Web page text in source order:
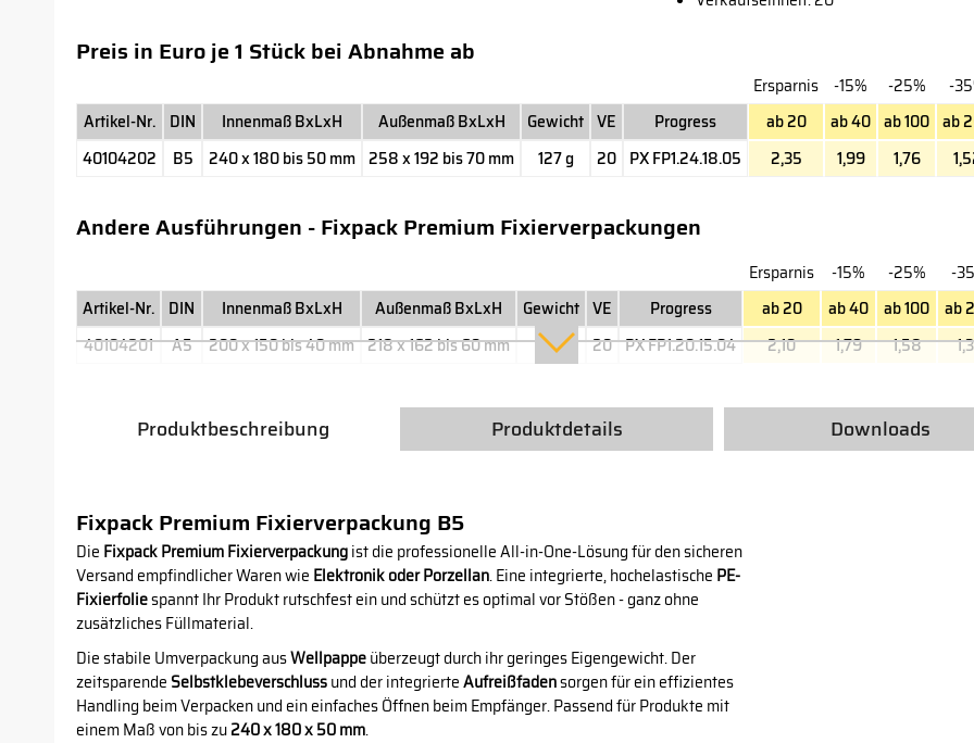
Preis in Euro je 1 Stück bei Abnahme ab
Ersparnis -15% -25%
-
Artikel-Nr.
DIN Innenmaß BxLxH Außenmaß BxLxH Gewicht VE Progress ab 20 ab 40 ab 100 ab
40104202
B5 240 x 180 bis 50 mm 258 x 192 bis 70 mm 127 g 20 PX FP1.24.18.05 2,35 1,99 1,76
Andere Ausführungen - Fixpack Premium Fixierverpackungen
Ersparnis -15% -25%
-
Artikel-Nr.
DIN Innenmaß BxLxH Außenmaß BxLxH Gewicht VE Progress ab 20 ab 40 ab 100
ab
40104201
A5 200 x 150 bis 40 mm 218 x 162 bis 60 mm 98 g 20 PX FP1.20.15.04 2,10 1,79 1,58
Produktbeschreibung Produktdetails Downloads
Fixpack Premium Fixierverpackung B5
Die Fixpack Premium Fixierverpackungist die professionelle All-in-One-Lösung für den sicheren
Versand empfindlicher Waren wie Elektronik oder Porzellan. Eine integrierte, hochelastische PE-
Fixierfoliespannt Ihr Produkt rutschfest ein und schützt es optimal vor Stößen - ganz ohne
zusätzliches Füllmaterial.
Die stabile Umverpackung ausWellpappeüberzeugt durch ihr geringes Eigengewicht. Der
zeitsparende Selbstklebeverschlussund der integrierteAufreißfadensorgen für ein effizientes
Handling beim Verpacken und ein einfaches Öffnen beim Empfänger. Passend für Produkte mit
einem Maß von bis zu240 x 180 x 50 mm.